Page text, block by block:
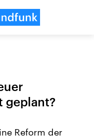
geplant?
Reform der